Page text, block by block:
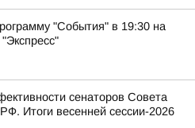
"События" в 19:30 на
сенаторов Совета
Итоги весенней сессии-2026